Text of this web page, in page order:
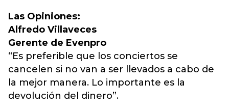
Las Opiniones:
Alfredo Villaveces
Gerente de Evenpro
“Es preferible que los conciertos se
cancelen si no van a ser llevados a cabo de
la mejor manera. Lo importante es la
devolución del dinero”.